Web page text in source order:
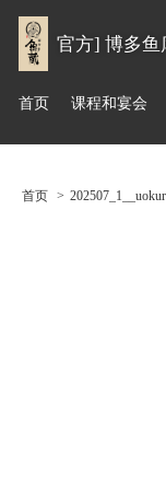
官方] 博多鱼
首页 课程和宴会
首页